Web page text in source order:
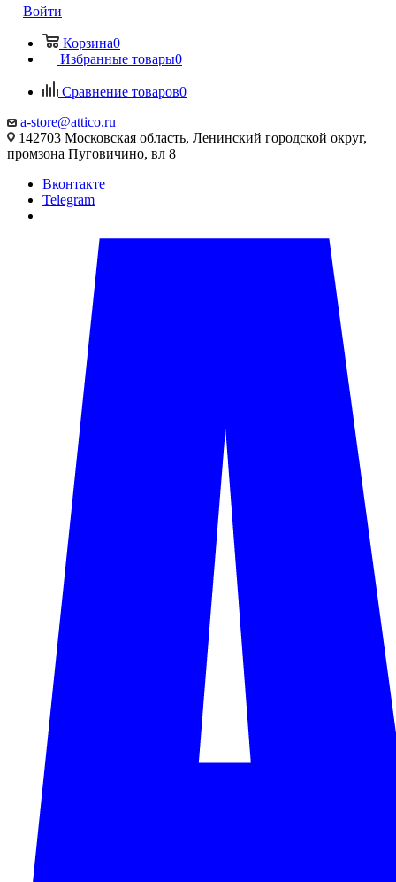
Войти
Корзина0
Избранные товары0
Сравнение товаров0
a-store@attico.ru
142703 Московская область, Ленинский городской округ,
промзона Пуговичино, вл 8
Вконтакте
Telegram